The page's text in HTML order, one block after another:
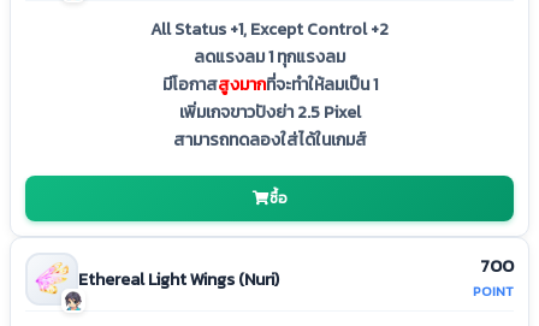
All Status +1, Except Control +2
ลดแรงลม 1 ทุกแรงลม
มีโอกาสสูงมากที่จะทำให้ลมเป็น 1
เพิ่มเกจขาวปังย่า 2.5 Pixel
สามารถทดลองใส่ได้ในเกมส์
ซื้อ
Ethereal Light Wings (Nuri) 700
POINT